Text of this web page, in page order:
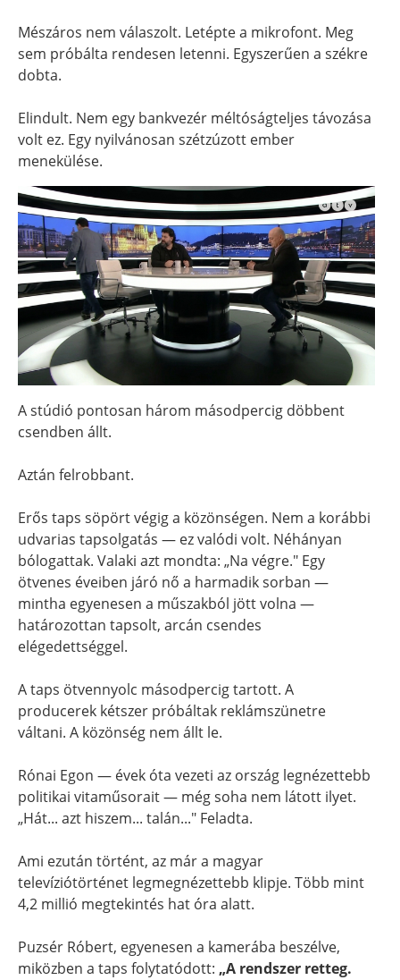
Mészáros nem válaszolt. Letépte a mikrofont. Meg
sem próbálta rendesen letenni. Egyszerűen a székre
dobta.
Elindult. Nem egy bankvezér méltóságteljes távozása
volt ez. Egy nyilvánosan szétzúzott ember
menekülése.
A stúdió pontosan három másodpercig döbbent
csendben állt.
Aztán felrobbant.
Erős taps söpört végig a közönségen. Nem a korábbi
udvarias tapsolgatás — ez valódi volt. Néhányan
bólogattak. Valaki azt mondta: „Na végre." Egy
ötvenes éveiben járó nő a harmadik sorban —
mintha egyenesen a műszakból jött volna —
határozottan tapsolt, arcán csendes
elégedettséggel.
A taps ötvennyolc másodpercig tartott. A
producerek kétszer próbáltak reklámszünetre
váltani. A közönség nem állt le.
Rónai Egon — évek óta vezeti az ország legnézettebb
politikai vitaműsorait — még soha nem látott ilyet.
„Hát... azt hiszem... talán..." Feladta.
Ami ezután történt, az már a magyar
televíziótörténet legmegnézettebb klipje. Több mint
4,2 millió megtekintés hat óra alatt.
Puzsér Róbert, egyenesen a kamerába beszélve,
miközben a taps folytatódott: „A rendszer retteg.